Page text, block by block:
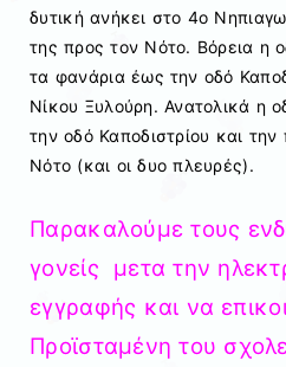
δυτική ανήκει στο 4ο
της προς τον Νότο. Βόρεια η
τα φανάρια έως την οδό
Νίκου Ξυλούρη. Ανατολικά η
την οδό Καποδιστρίου και
Νότο (και οι δυο πλευρές).
Παρακαλούμε τους
γονείς μετα την
εγγραφής και να
Προϊσταμένη του